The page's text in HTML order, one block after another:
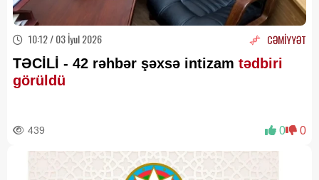
10:12 / 03 İyul 2026 CƏMİYYƏT
TƏCİLİ - 42 rəhbər şəxsə intizam tədbiri
görüldü
439 0 0